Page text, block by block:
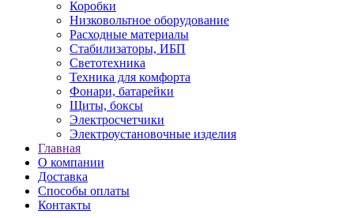
Коробки
Низковольтное оборудование
Расходные материалы
Стабилизаторы, ИБП
Светотехника
Техника для комфорта
Фонари, батарейки
Щиты, боксы
Электросчетчики
Электроустановочные изделия
Главная
О компании
Доставка
Способы оплаты
Контакты